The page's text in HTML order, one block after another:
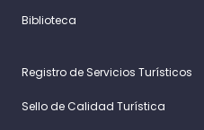
Biblioteca
Registro de Servicios Turísticos
Sello de Calidad Turística